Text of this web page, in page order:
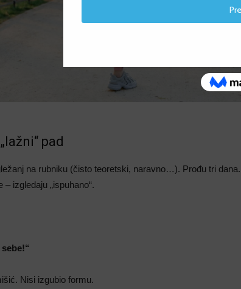
pad
na rubniku (čisto teoretski, naravno…). Prođu tri
– izgledaju „ispuhano“.
Nisi izgubio formu.